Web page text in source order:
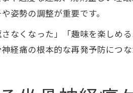
姿勢の調整が重要です。
なくなった」「趣味を楽しめ
経痛の根本的な再発予防につな